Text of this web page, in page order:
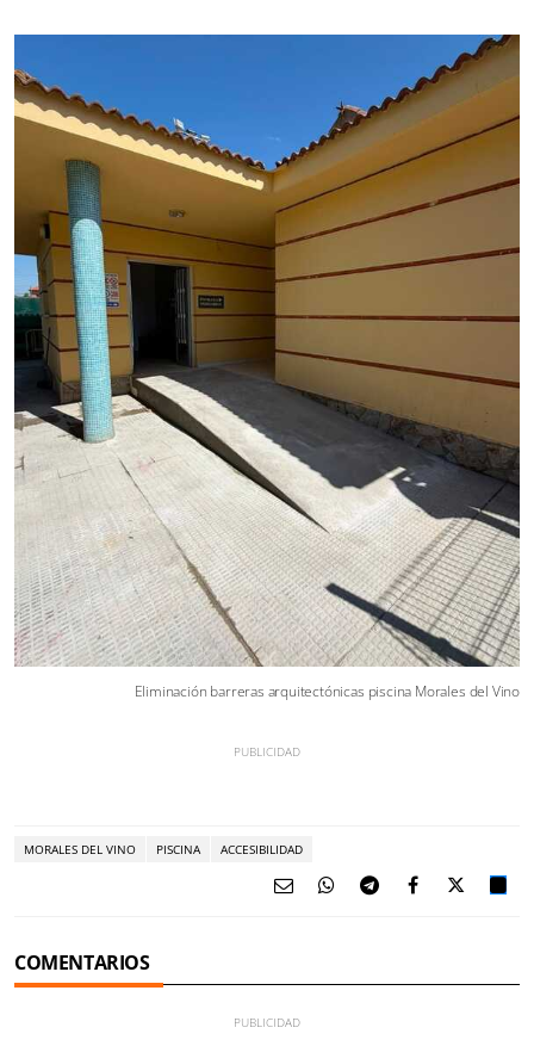
Eliminación barreras arquitectónicas piscina Morales del Vino
MORALES DEL VINO PISCINA ACCESIBILIDAD
COMENTARIOS